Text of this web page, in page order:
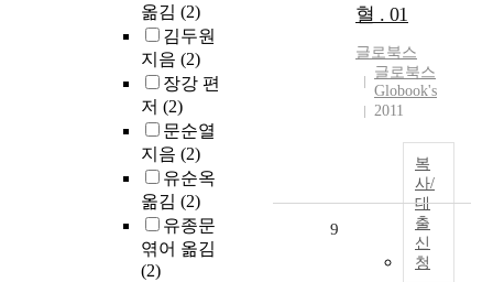
옮김 (2)
김두원
지음 (2)
장강 편
저 (2)
문순열
지음 (2)
유순옥
옮김 (2)
유종문
엮어 옮김
(2)
혈 . 01
글로북스
글로북스
Globook's
2011
복
사/
대
출
신
청
9